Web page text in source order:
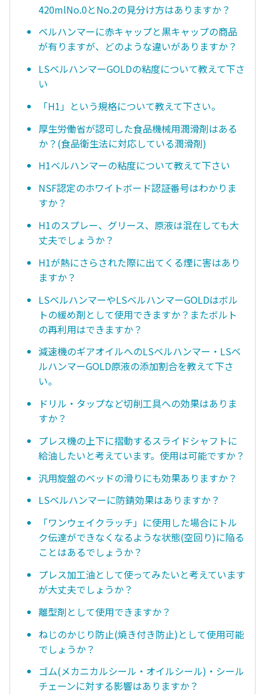
420mlNo.0とNo.2の見分け方はありますか？
ベルハンマーに赤キャップと黒キャップの商品
が有りますが、どのような違いがありますか？
LSベルハンマーGOLDの粘度について教えて下さ
い
「H1」という規格について教えて下さい。
厚生労働省が認可した食品機械用潤滑剤はある
か？(食品衛生法に対応している潤滑剤)
H1ベルハンマーの粘度について教えて下さい
NSF認定のホワイトボード認証番号はわかりま
すか？
H1のスプレー、グリース、原液は混在しても大
丈夫でしょうか？
H1が熱にさらされた際に出てくる煙に害はあり
ますか？
LSベルハンマーやLSベルハンマーGOLDはボル
トの緩め剤として使用できますか？またボルト
の再利用はできますか？
減速機のギアオイルへのLSベルハンマー・LSベ
ルハンマーGOLD原液の添加割合を教えて下さ
い。
ドリル・タップなど切削工具への効果はありま
すか？
プレス機の上下に摺動するスライドシャフトに
給油したいと考えています。使用は可能ですか？
汎用旋盤のベッドの滑りにも効果ありますか？
LSベルハンマーに防錆効果はありますか？
「ワンウェイクラッチ」に使用した場合にトル
ク伝達ができなくなるような状態(空回り)に陥る
ことはあるでしょうか？
プレス加工油として使ってみたいと考えています
が大丈夫でしょうか？
離型剤として使用できますか？
ねじのかじり防止(焼き付き防止)として使用可能
でしょうか？
ゴム(メカニカルシール・オイルシール)・シール
チェーンに対する影響はありますか？